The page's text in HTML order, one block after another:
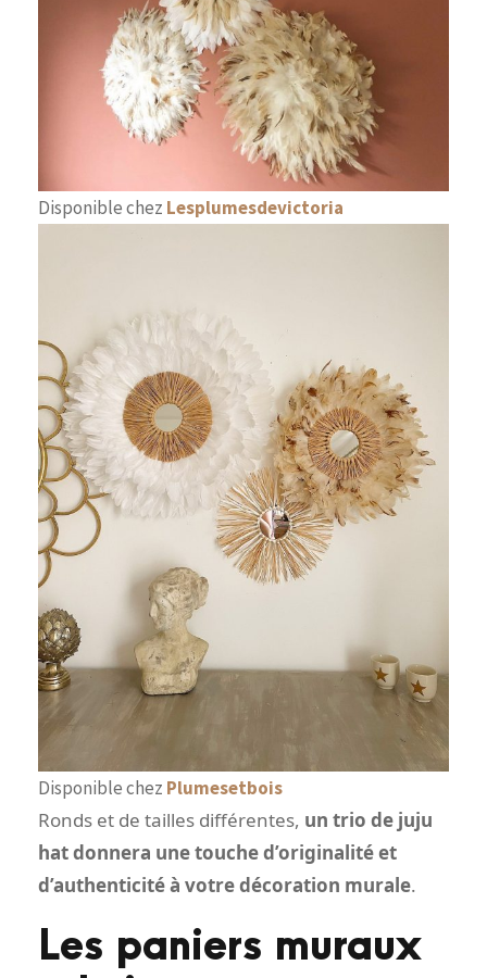
Disponible chez Lesplumesdevictoria
Disponible chez Plumesetbois
Ronds et de tailles différentes, un trio de juju
hat donnera une touche d’originalité et
d’authenticité à votre décoration murale.
Les paniers muraux